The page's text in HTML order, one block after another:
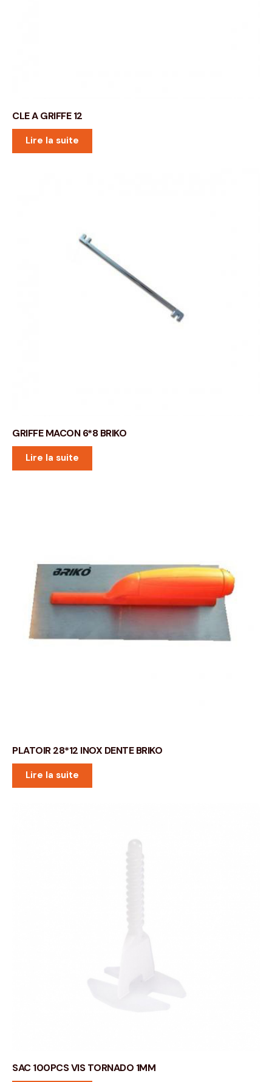
CLE A GRIFFE 12
Lire la suite
GRIFFE MACON 6*8 BRIKO
Lire la suite
PLATOIR 28*12 INOX DENTE BRIKO
Lire la suite
SAC 100PCS VIS TORNADO 1MM